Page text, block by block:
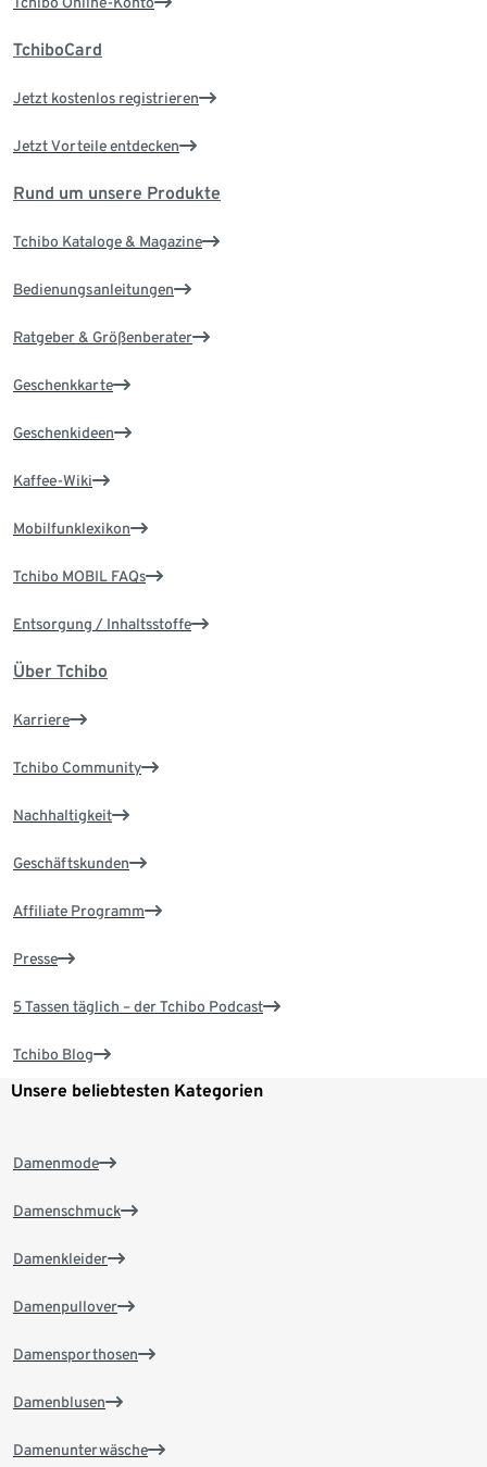
TchiboCard
Jetzt kostenlos registrieren
Jetzt Vorteile entdecken
Rund um unsere Produkte
Tchibo Kataloge & Magazine
Bedienungsanleitungen
Ratgeber & Größenberater
Geschenkkarte
Geschenkideen
Kaffee-Wiki
Mobilfunklexikon
Tchibo MOBIL FAQs
Entsorgung / Inhaltsstoffe
Über Tchibo
Karriere
Tchibo Community
Nachhaltigkeit
Geschäftskunden
Affiliate Programm
Presse
5 Tassen täglich – der Tchibo Podcast
Tchibo Blog
Unsere beliebtesten Kategorien
Damenmode
Damenschmuck
Damenkleider
Damenpullover
Damensporthosen
Damenblusen
Damenunterwäsche